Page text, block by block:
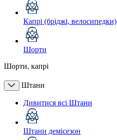
Капрі (бріджі, велосипедки)
Шорти
Шорти, капрі
Штани
Дивитися всі Штани
Штани демісезон